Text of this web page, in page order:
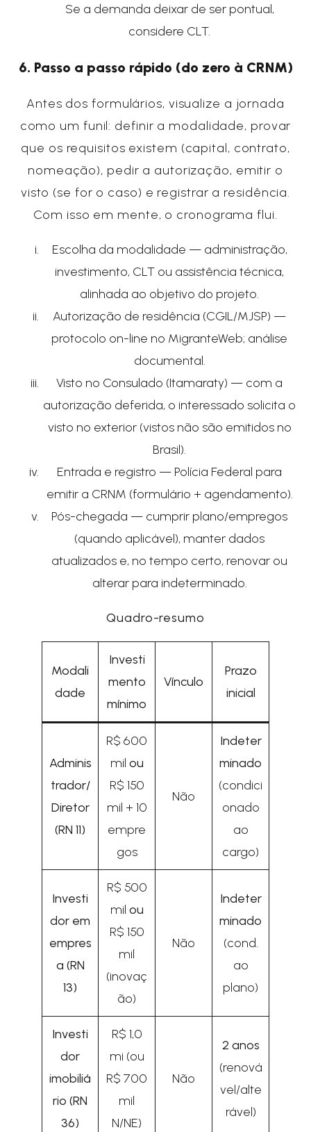
Se a demanda deixar de ser pontual,
considere CLT.
6. Passo a passo rápido (do zero à CRNM)
Antes dos formulários, visualize a jornada
como um funil: definir a modalidade, provar
que os requisitos existem (capital, contrato,
nomeação), pedir a autorização, emitir o
visto (se for o caso) e registrar a residência.
Com isso em mente, o cronograma flui.
Escolha da modalidade — administração,
investimento, CLT ou assistência técnica,
alinhada ao objetivo do projeto.
Autorização de residência (CGIL/MJSP) —
protocolo on-line no MigranteWeb; análise
documental.
Visto no Consulado (Itamaraty) — com a
autorização deferida, o interessado solicita o
visto no exterior (vistos não são emitidos no
Brasil).
Entrada e registro — Polícia Federal para
emitir a CRNM (formulário + agendamento).
Pós-chegada — cumprir plano/empregos
(quando aplicável), manter dados
atualizados e, no tempo certo, renovar ou
alterar para indeterminado.
Quadro-resumo
Modali
dade
Investi
mento
mínimo
Vínculo
Prazo
inicial
Adminis
trador/
Diretor
(RN 11)
R$ 600
mil ou
R$ 150
mil + 10
empre
gos
Não
Indeter
minado
(condici
onado
ao
cargo)
Investi
dor em
empres
a (RN
13)
R$ 500
mil ou
R$ 150
mil
(inovaç
ão)
Não
Indeter
minado
(cond.
ao
plano)
Investi
dor
imobiliá
rio (RN
36)
R$ 1,0
mi (ou
R$ 700
mil
N/NE)
Não
2 anos
(renová
vel/alte
rável)